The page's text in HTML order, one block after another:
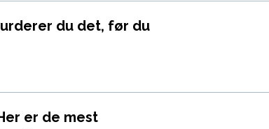
du det, før du
er de mest